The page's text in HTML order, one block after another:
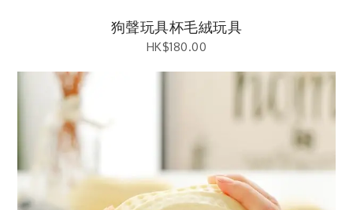
狗聲玩具杯毛絨玩具
HK$180.00